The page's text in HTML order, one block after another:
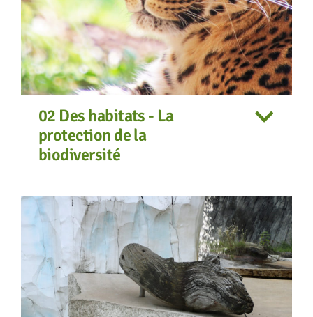
02 Des habitats - La
protection de la
biodiversité